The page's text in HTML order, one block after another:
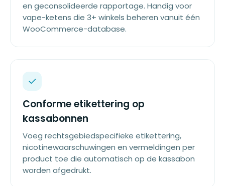
en geconsolideerde rapportage. Handig voor
vape-ketens die 3+ winkels beheren vanuit één
WooCommerce-database.
Conforme etikettering op
kassabonnen
Voeg rechtsgebiedspecifieke etikettering,
nicotinewaarschuwingen en vermeldingen per
product toe die automatisch op de kassabon
worden afgedrukt.